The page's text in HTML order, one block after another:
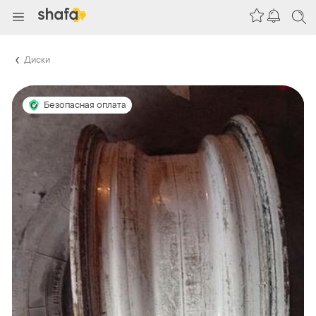
Диски
Безопасная оплата